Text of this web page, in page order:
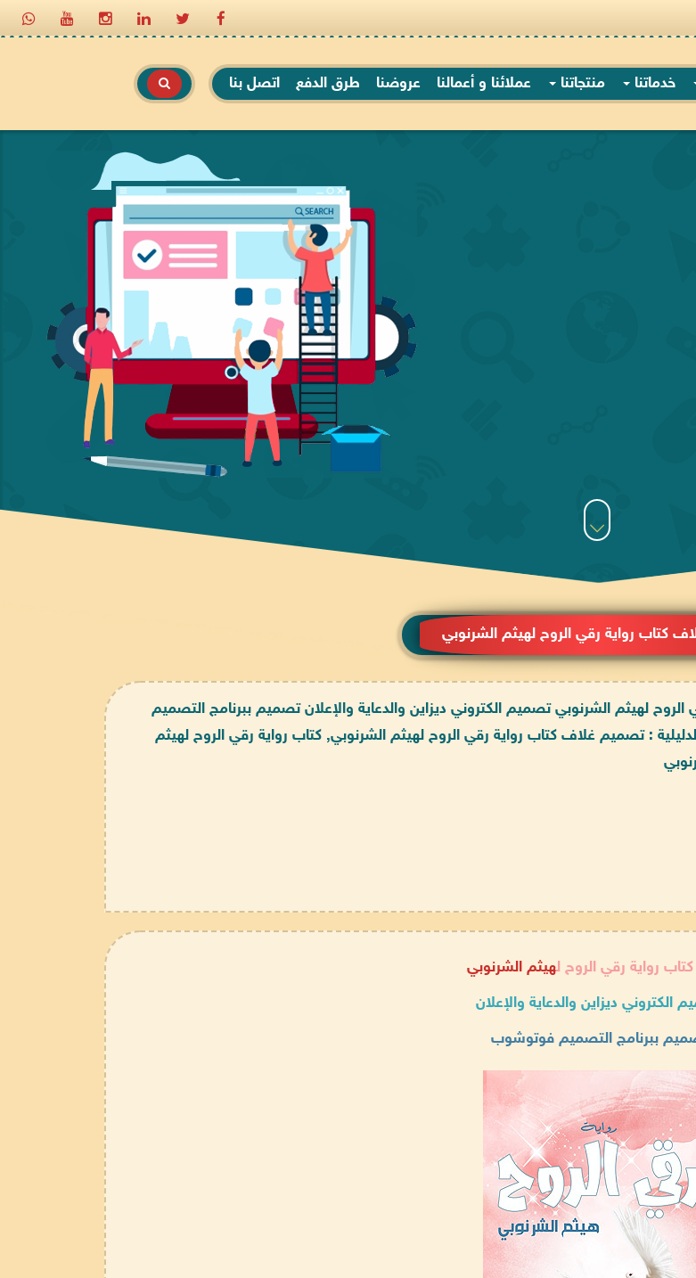
خدماتنا منتجاتنا عملائنا و أعمالنا عروضنا طرق الدفع اتصل بنا
كتاب رواية رقي الروح لهيثم الشرنوبي
لهيثم الشرنوبي تصميم الكتروني ديزاين والدعاية والإعلان تصميم ببرنامج التصميم
: تصميم غلاف كتاب رواية رقي الروح لهيثم الشرنوبي, كتاب رواية رقي الروح لهيثم
رواية رقي الروح لهيثم الشرنوبي
الكتروني ديزاين والدعاية والإعلان
ببرنامج التصميم فوتوشوب